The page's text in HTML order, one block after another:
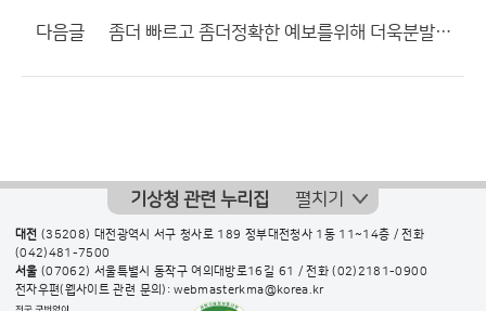
다음글 좀더 빠르고 좀더정확한 예보를위해 더욱분발 해주시고 홈페이지 관리도 좀더 정성스럽게하고 좀더 빠르고 정확하게 관리 해주시면 고맙겠습니다.
기상청 관련 누리집 펼치기
대전 (35208) 대전광역시 서구 청사로 189 정부대전청사 1동 11~14층 / 전화
(042)481-7500
서울 (07062) 서울특별시 동작구 여의대방로16길 61 / 전화(02)2181-0900
전자우편(웹사이트 관련 문의): webmasterkma@korea.kr